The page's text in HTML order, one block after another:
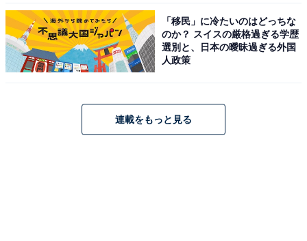
「移民」に冷たいのはどっちな
のか？ スイスの厳格過ぎる学歴
選別と、日本の曖昧過ぎる外国
人政策
連載をもっと見る